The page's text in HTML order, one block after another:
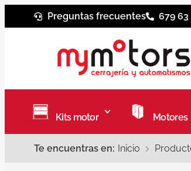
Preguntas frecuentes 679 63
Kits motor Motores
Te encuentras en: Inicio